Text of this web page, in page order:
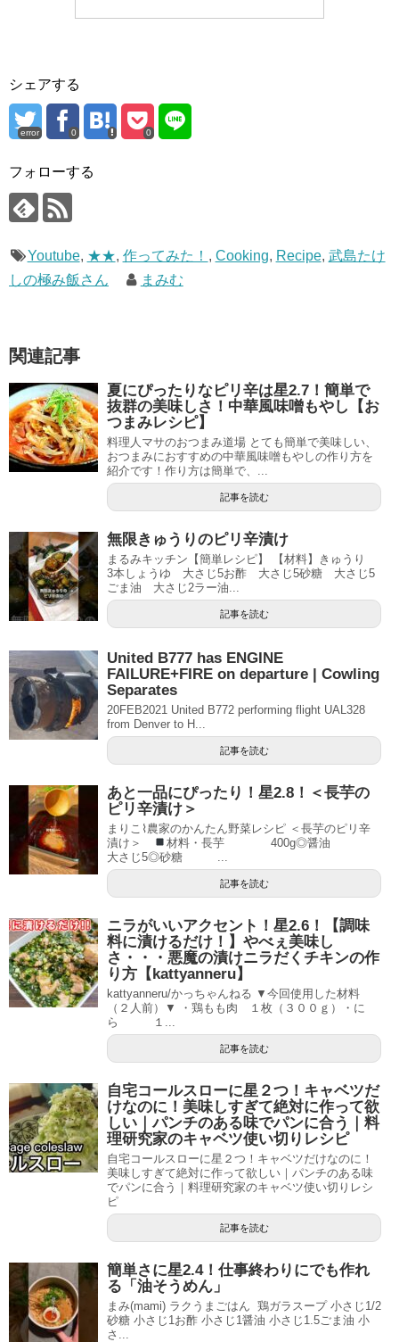
シェアする
error 0 0
フォローする
Youtube, ★★, 作ってみた！ , Cooking, Recipe, 武島たけ
しの極み飯さん
まみむ
関連記事
夏にぴったりなピリ辛は星2.7！簡単で
抜群の美味しさ！中華風味噌もやし【お
つまみレシピ】
料理人マサのおつまみ道場 とても簡単で美味しい、
おつまみにおすすめの中華風味噌もやしの作り方を
紹介です！作り方は簡単で、...
記事を読む
無限きゅうりのピリ辛漬け
まるみキッチン【簡単レシピ】 【材料】きゅうり
3本しょうゆ 大さじ5お酢 大さじ5砂糖 大さじ5
ごま油 大さじ2ラー油...
記事を読む
United B777 has ENGINE
FAILURE+FIRE on departure | Cowling
Separates
20FEB2021 United B772 performing flight UAL328
from Denver to H...
記事を読む
あと一品にぴったり！星2.8！＜長芋の
ピリ辛漬け＞
まりこ⌇農家のかんたん野菜レシピ ＜長芋のピリ辛
漬け＞
材料・長芋 400g◎醤油
大さじ5◎砂糖 ...
記事を読む
ニラがいいアクセント！星2.6！【調味
料に漬けるだけ！】やべぇ美味し
さ・・・悪魔の漬けニラだくチキンの作
り方【kattyanneru】
kattyanneru/かっちゃんねる ▼今回使用した材料
（２人前）▼ ・鶏もも肉 １枚（３００ｇ）・に
ら １...
記事を読む
自宅コールスローに星２つ！キャベツだ
けなのに！美味しすぎて絶対に作って欲
しい｜パンチのある味でパンに合う｜料
理研究家のキャベツ使い切りレシピ
自宅コールスローに星２つ！キャベツだけなのに！
美味しすぎて絶対に作って欲しい｜パンチのある味
でパンに合う｜料理研究家のキャベツ使い切りレシ
ピ
記事を読む
簡単さに星2.4！仕事終わりにでも作れ
る「油そうめん」
まみ(mami) ラクうまごはん 鶏ガラスープ 小さじ1/2
砂糖 小さじ1お酢 小さじ1醤油 小さじ1.5ごま油 小
さ...